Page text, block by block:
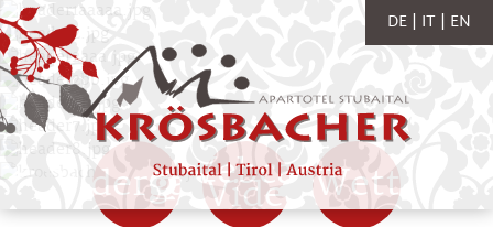
DE IT EN
Bildergalerie
Webcams
VideosWetter